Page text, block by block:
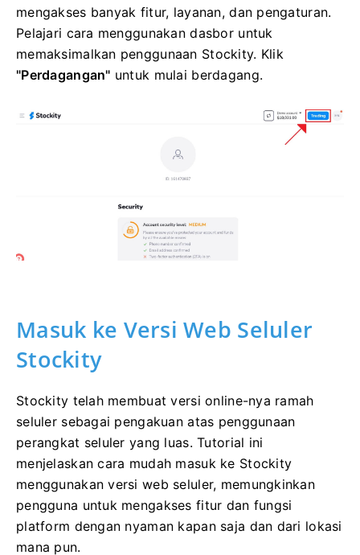
mengakses banyak fitur, layanan, dan pengaturan.
Pelajari cara menggunakan dasbor untuk
memaksimalkan penggunaan Stockity. Klik
"Perdagangan" untuk mulai berdagang.
Masuk ke Versi Web Seluler
Stockity
Stockity telah membuat versi online-nya ramah
seluler sebagai pengakuan atas penggunaan
perangkat seluler yang luas. Tutorial ini
menjelaskan cara mudah masuk ke Stockity
menggunakan versi web seluler, memungkinkan
pengguna untuk mengakses fitur dan fungsi
platform dengan nyaman kapan saja dan dari lokasi
mana pun.